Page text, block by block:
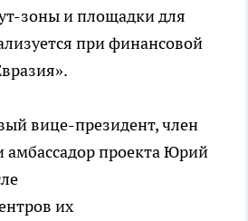
зоны и площадки для
при финансовой
вице-президент, член
проекта Юрий
их